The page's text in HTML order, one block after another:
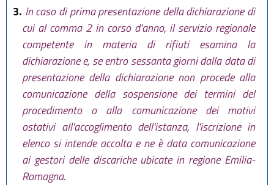
3. In caso di prima presentazione della dichiarazione di
cui al comma 2 in corso d'anno, il servizio regionale
competente in materia di rifiuti esamina la
dichiarazione e, se entro sessanta giorni dalla data di
presentazione della dichiarazione non procede alla
comunicazione della sospensione dei termini del
procedimento o alla comunicazione dei motivi
ostativi all'accoglimento dell'istanza, l'iscrizione in
elenco si intende accolta e ne è data comunicazione
ai gestori delle discariche ubicate in regione Emilia-
Romagna.